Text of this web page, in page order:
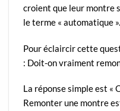
croient que leur montre
le terme « automatique ».
Pour éclaircir cette
: Doit-on vraiment
La réponse simple est «
Remonter une montre